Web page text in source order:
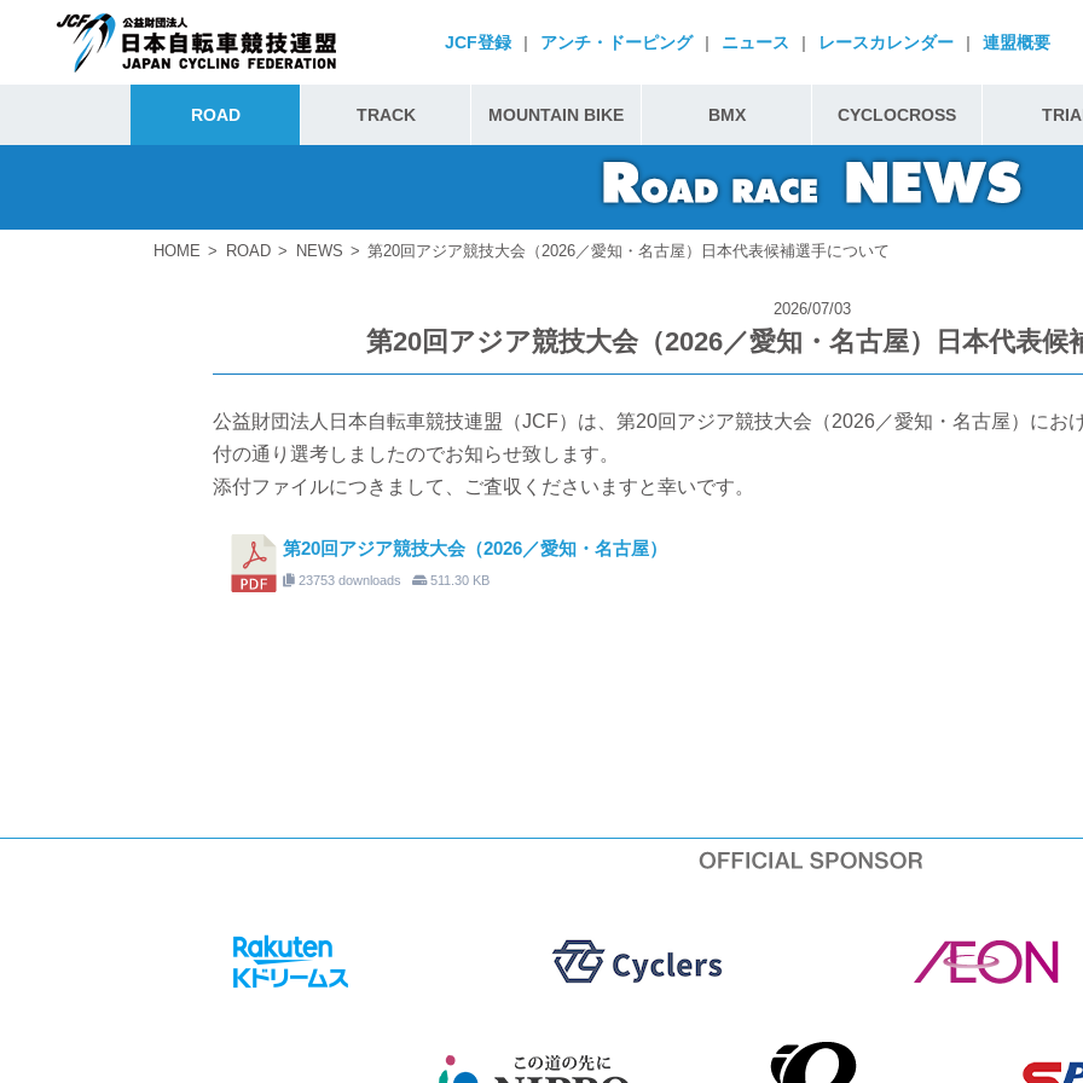
JCF登録 | アンチ・ドーピング | ニュース | レースカレンダー | 連盟概要
ROAD TRACK MOUNTAIN BIKE BMX CYCLOCROSS
HOME ROAD NEWS 第20回アジア競技大会（2026／愛知・名古屋）日本代表候補選手について
2026/07/03
第20回アジア競技大会（2026／愛知・名古屋）日本代表候
公益財団法人日本自転車競技連盟（JCF）は、第20回アジア競技大会（2026／愛知・名古屋）にお
付の通り選考しましたのでお知らせ致します。
添付ファイルにつきまして、ご査収くださいますと幸いです。
第20回アジア競技大会（2026／愛知・名古屋）
23753 downloads 511.30 KB